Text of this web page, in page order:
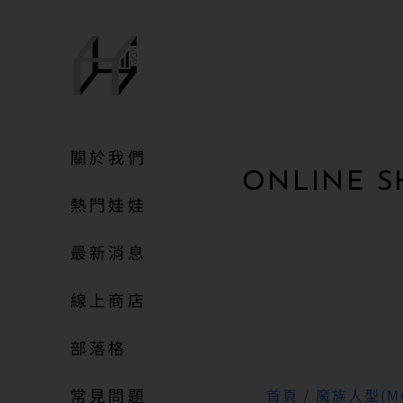
關於我們
熱門娃娃
最新消息
線上商店
部落格
常見問題
ONLINE
首頁 / 魔族人型